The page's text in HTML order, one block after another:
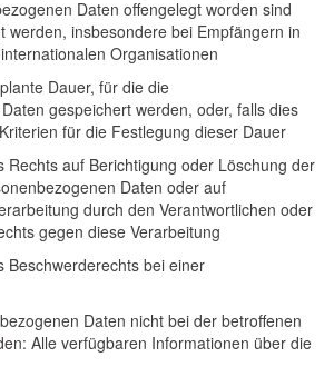
Daten offengelegt worden sind
werden, insbesondere bei Empfängern in
Organisationen
Dauer, für die die
gespeichert werden, oder, falls dies
für die Festlegung dieser Dauer
Rechts auf Berichtigung oder Löschung der
Daten oder auf
durch den Verantwortlichen oder
gegen diese Verarbeitung
Beschwerderechts bei einer
Daten nicht bei der betroffenen
Alle verfügbaren Informationen über die